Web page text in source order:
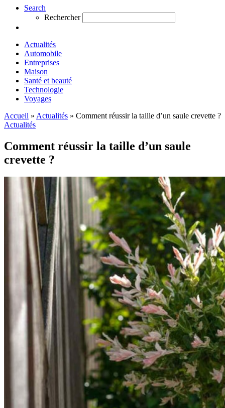
Search
Rechercher
Actualités
Automobile
Entreprises
Maison
Santé et beauté
Technologie
Voyages
Accueil » Actualités » Comment réussir la taille d’un saule crevette ?
Actualités
Comment réussir la taille d’un saule
crevette ?